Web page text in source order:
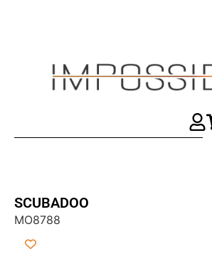
SCUBADOO
MO8788